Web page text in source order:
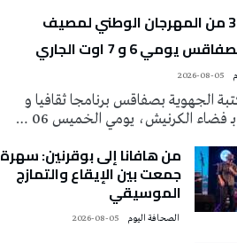
الدورة 33 من المهرجان الوطني لمصيف
يومي 6 و 7 اوت الجاري
2026-08-05
الجهوية بصفاقس برنامجا ثقافيا و
فضاء الكرنيش، يومي الخميس 06 …
من هافانا إلى بوقرنين: سهرة
جمعت بين الإيقاع والتمازج
الموسيقي
2026-08-05